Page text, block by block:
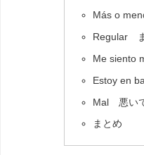
Más o
Regular
Me siento
Estoy en
Mal 悪い
まとめ